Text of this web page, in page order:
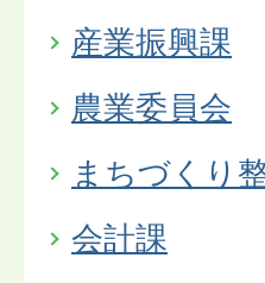
産業振興課
農業委員会
まちづくり
会計課